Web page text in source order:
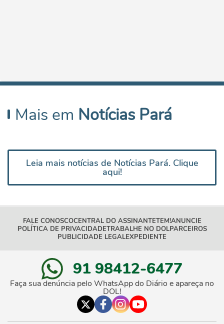
Mais em Notícias Pará
Leia mais notícias de Notícias Pará. Clique
aqui!
FALE CONOSCOCENTRAL DO ASSINANTETEM!ANUNCIE
POLÍTICA DE PRIVACIDADETRABALHE NO DOLPARCEIROS
PUBLICIDADE LEGALEXPEDIENTE
91 98412-6477
Faça sua denúncia pelo WhatsApp do Diário e apareça no
DOL!